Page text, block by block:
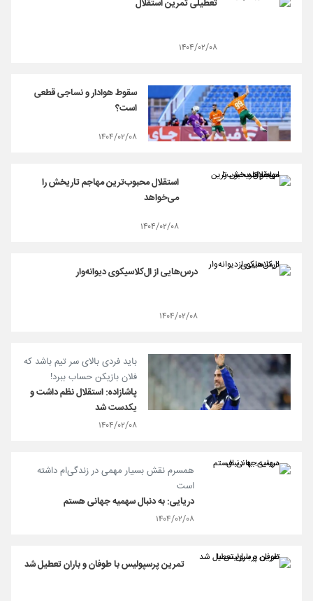
تعطیلی تمرین استقلال
۱۴۰۴/۰۲/۰۸
سقوط هوادار و نساجی قطعی
است؟
۱۴۰۴/۰۲/۰۸
استقلال محبوب‌ترین مهاجم تاریخش را
می‌خواهد
۱۴۰۴/۰۲/۰۸
درس‌هایی از ال‌کلاسیکوی دیوانه‌وار
۱۴۰۴/۰۲/۰۸
باید فردی بالای سر تیم باشد که
فلان بازیکن حساب ببرد!
پاشازاده: استقلال نظم داشت و
یکدست شد
۱۴۰۴/۰۲/۰۸
همسرم نقش بسیار مهمی در زندگی‌ام داشته
است
دریایی: به دنبال سهمیه جهانی هستم
۱۴۰۴/۰۲/۰۸
تمرین پرسپولیس با طوفان و باران تعطیل شد